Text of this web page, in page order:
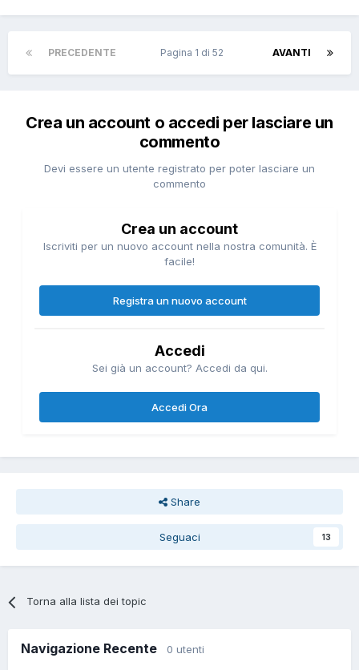
PRECEDENTE AVANTI
Pagina 1 di 52
Crea un account o accedi per lasciare un
commento
Devi essere un utente registrato per poter lasciare un
commento
Crea un account
Iscriviti per un nuovo account nella nostra comunità. È
facile!
Registra un nuovo account
Accedi
Sei già un account? Accedi da qui.
Accedi Ora
Share
Seguaci 13
Torna alla lista dei topic
Navigazione Recente 0 utenti